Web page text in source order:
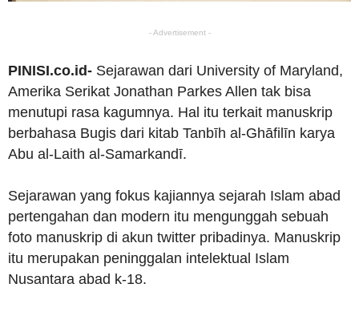
- Advertisement -
PINISI.co.id- Sejarawan dari University of Maryland,
Amerika Serikat Jonathan Parkes Allen tak bisa
menutupi rasa kagumnya. Hal itu terkait manuskrip
berbahasa Bugis dari kitab Tanbīh al-Ghāfilīn karya
Abu al-Laith al-Samarkandī.
Sejarawan yang fokus kajiannya sejarah Islam abad
pertengahan dan modern itu mengunggah sebuah
foto manuskrip di akun twitter pribadinya. Manuskrip
itu merupakan peninggalan intelektual Islam
Nusantara abad k-18.